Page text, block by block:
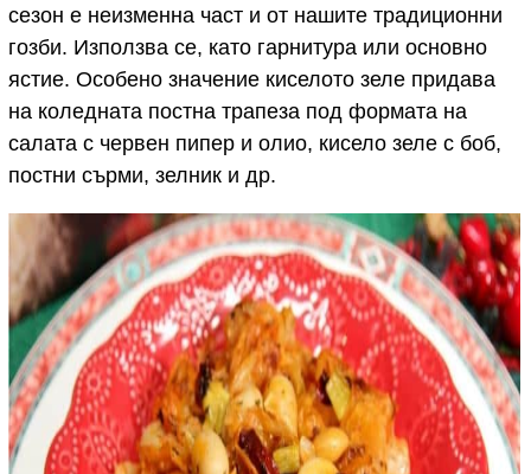
сезон е неизменна част и от нашите традиционни
гозби. Използва се, като гарнитура или основно
ястие. Особено значение киселото зеле придава
на коледната постна трапеза под формата на
салата с червен пипер и олио, кисело зеле с боб,
постни сърми, зелник и др.